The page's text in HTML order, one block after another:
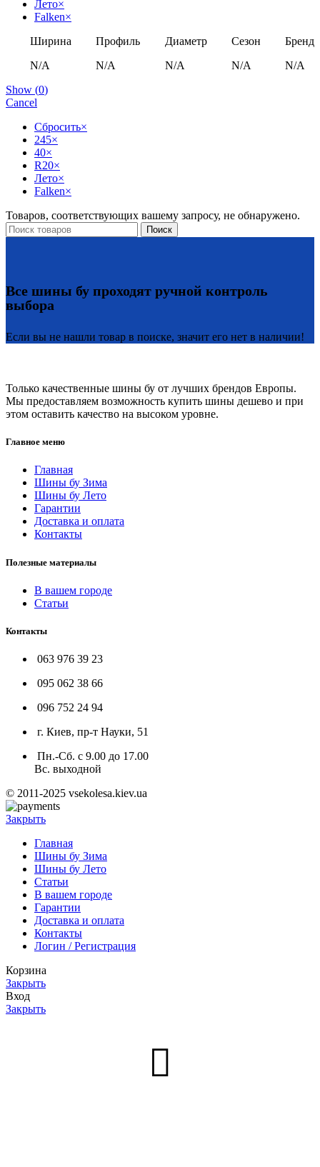
Лето×
Falken×
Ширина
N/A
Профиль
N/A
Диаметр
N/A
Сезон
N/A
Бренд
N/A
Show (0)
Cancel
Сбросить×
245×
40×
R20×
Лето×
Falken×
Товаров, соответствующих вашему запросу, не обнаружено.
Поиск
Все шины бу проходят ручной контроль
выбора
Если вы не нашли товар в поиске, значит его нет в наличии!
Только качественные шины бу от лучших брендов Европы.
Мы предоставляем возможность купить шины дешево и при
этом оставить качество на высоком уровне.
Главное меню
Главная
Шины бу Зима
Шины бу Лето
Гарантии
Доставка и оплата
Контакты
Полезные материалы
В вашем городе
Статьи
Контакты
063 976 39 23
095 062 38 66
096 752 24 94
г. Киев, пр-т Науки, 51
Пн.-Сб. с 9.00 до 17.00
Вс. выходной
© 2011-2025 vsekolesa.kiev.ua
Закрыть
Главная
Шины бу Зима
Шины бу Лето
Статьи
В вашем городе
Гарантии
Доставка и оплата
Контакты
Логин / Регистрация
Корзина
Закрыть
Вход
Закрыть